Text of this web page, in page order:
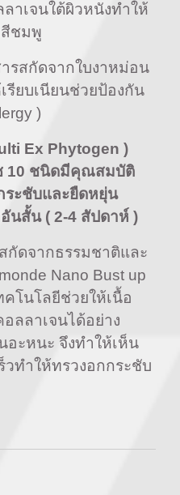
าเจนใต้ผิวหนังทำให้
สีชมพู
รสกัดจากใบงาหม่อน
รียบเนียนช่วยป้องกัน
)
Ex Phytogen )
10 ชนิดมีคุณสมบัติ
ระชับและยืดหยุ่น
นสั้น ( 2-4 สัปดาห์ )
กัดจากธรรมชาติและ
Nano Bust up
โนโลยีช่วยให้เนื้อ
ลลาเจนได้อย่าง
อะหนะ จึงทำให้เห็น
วทำให้ทรวงอกกระชับ